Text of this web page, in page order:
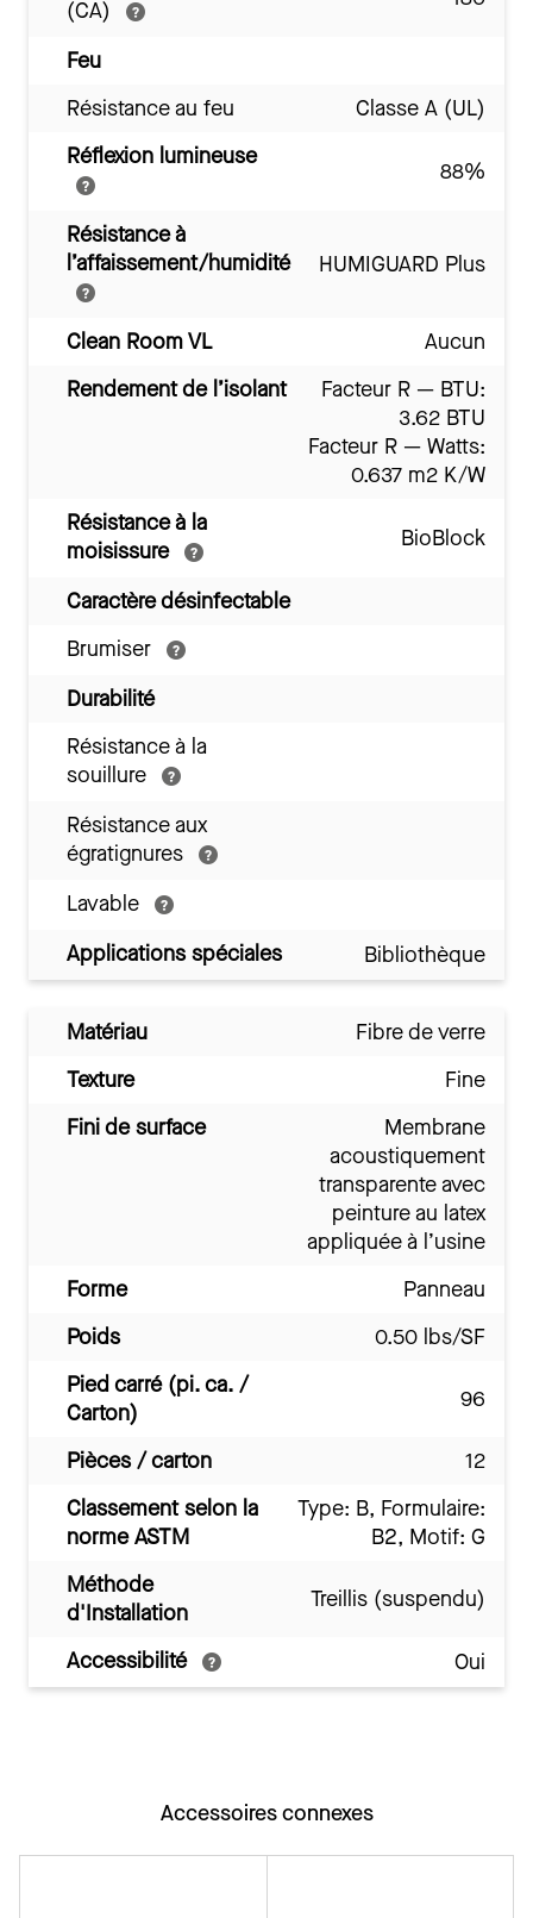
(CA)
Feu
Résistance au feu
Classe A (UL)
Réflexion lumineuse
88%
Résistance à
l’affaissement/humidité
HUMIGUARD Plus
Clean Room VL
Aucun
Rendement de l’isolant
Facteur R — BTU:
3.62 BTU
Facteur R — Watts:
0.637 m2 K/W
Résistance à la
moisissure
BioBlock
Caractère désinfectable
Brumiser
Durabilité
Résistance à la
souillure
Résistance aux
égratignures
Lavable
Applications spéciales
Bibliothèque
Matériau
Fibre de verre
Texture
Fine
Fini de surface
Membrane
acoustiquement
transparente avec
peinture au latex
appliquée à l’usine
Forme
Panneau
Poids
0.50 lbs/SF
Pied carré (pi. ca. /
Carton)
96
Pièces / carton
12
Classement selon la
norme ASTM
Type: B, Formulaire:
B2, Motif: G
Méthode
d'Installation
Treillis (suspendu)
Accessibilité Oui
Accessoires connexes